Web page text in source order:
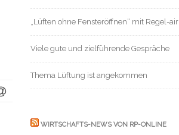
„Lüften ohne Fensteröffnen“ mit Regel-air
Viele gute und zielführende Gespräche
Thema Lüftung ist angekommen
WIRTSCHAFTS-NEWS VON RP-ONLINE